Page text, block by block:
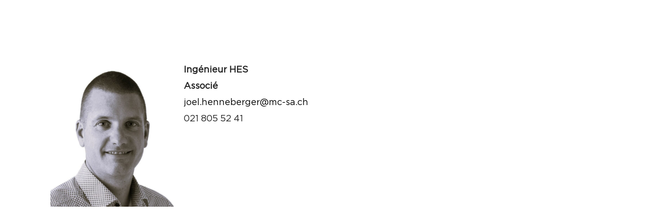
Ingénieur HES
Associé
joel.henneberger@mc-sa.ch
021 805 52 41